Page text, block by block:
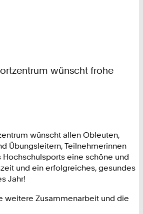
wünscht frohe
wünscht allen Obleuten,
Übungsleitern, Teilnehmerinnen
Hochschulsports eine schöne und
und ein erfolgreiches, gesundes
Jahr!
weitere Zusammenarbeit und die